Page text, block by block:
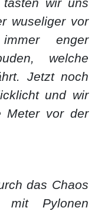
wir uns
wuseliger vor
enger
welche
Jetzt noch
und wir
Meter vor der
das Chaos
Pylonen